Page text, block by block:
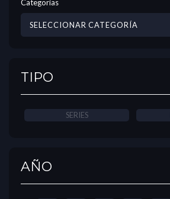
Categorías
TIPO
SERIES
AÑO